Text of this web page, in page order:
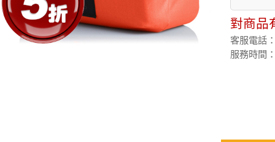
對商品
客服電話
服務時間